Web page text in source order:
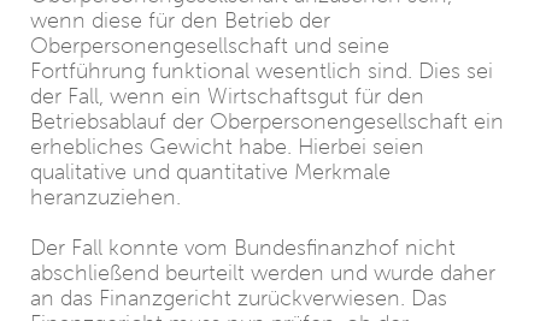
wenn diese für den Betrieb der
Oberpersonengesellschaft und seine
Fortführung funktional wesentlich sind. Dies sei
der Fall, wenn ein Wirtschaftsgut für den
Betriebsablauf der Oberpersonengesellschaft ein
erhebliches Gewicht habe. Hierbei seien
qualitative und quantitative Merkmale
heranzuziehen.
Der Fall konnte vom Bundesfinanzhof nicht
abschließend beurteilt werden und wurde daher
an das Finanzgericht zurückverwiesen. Das